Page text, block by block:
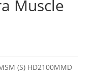
Muscle
(S) HD2100MMD